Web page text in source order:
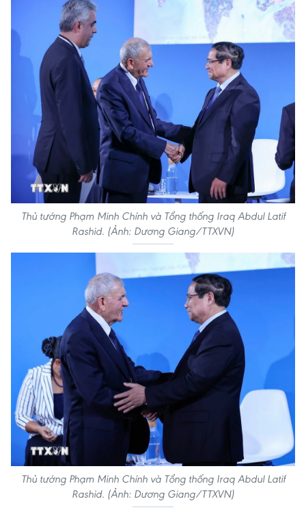
Thủ tướng Phạm Minh Chính và Tổng thống Iraq Abdul Latif
Rashid. (Ảnh: Dương Giang/TTXVN)
Thủ tướng Phạm Minh Chính và Tổng thống Iraq Abdul Latif
Rashid. (Ảnh: Dương Giang/TTXVN)